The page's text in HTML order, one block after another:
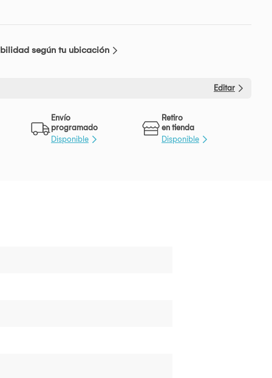
según tu ubicación
Editar
Envío
programado
Disponible
Retiro
en tienda
Disponible